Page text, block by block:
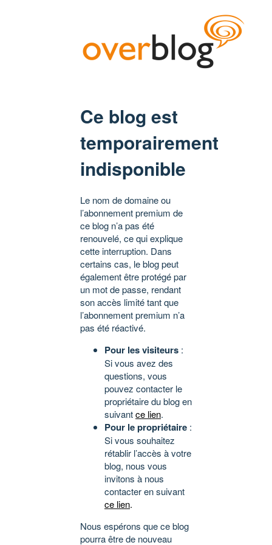
Ce blog est
temporairement
indisponible
Le nom de domaine ou
l’abonnement premium de
ce blog n’a pas été
renouvelé, ce qui explique
cette interruption. Dans
certains cas, le blog peut
également être protégé par
un mot de passe, rendant
son accès limité tant que
l’abonnement premium n’a
pas été réactivé.
Pour les visiteurs :
Si vous avez des
questions, vous
pouvez contacter le
propriétaire du blog en
suivantce lien.
Pour le propriétaire :
Si vous souhaitez
rétablir l’accès à votre
blog, nous vous
invitons à nous
contacter en suivant
ce lien.
Nous espérons que ce blog
pourra être de nouveau